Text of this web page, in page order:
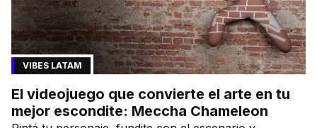
VIBES LATAM
El videojuego que convierte el arte en tu
mejor escondite: Meccha Chameleon